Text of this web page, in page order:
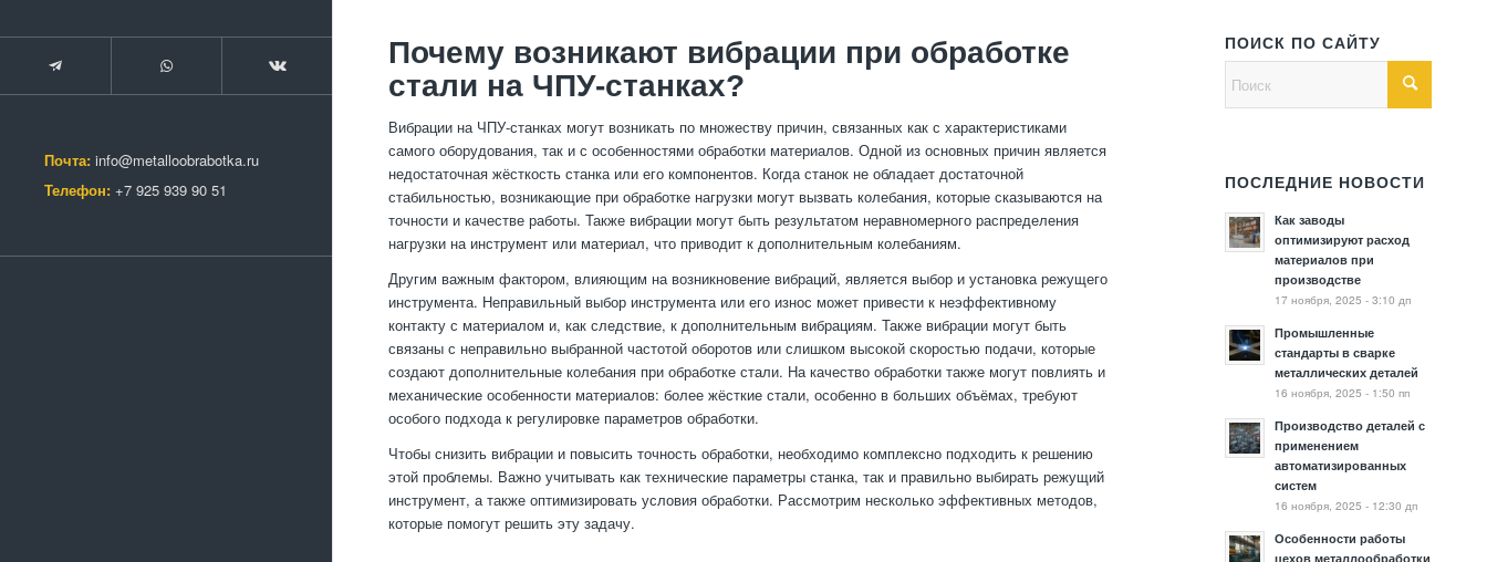
Почта: info@metalloobrabotka.ru
Телефон: +7 925 939 90 51
Почему возникают вибрации при обработке
стали на ЧПУ-станках?
Вибрации на ЧПУ-станках могут возникать по множеству причин, связанных как с характеристиками
самого оборудования, так и с особенностями обработки материалов. Одной из основных причин является
недостаточная жёсткость станка или его компонентов. Когда станок не обладает достаточной
стабильностью, возникающие при обработке нагрузки могут вызвать колебания, которые сказываются на
точности и качестве работы. Также вибрации могут быть результатом неравномерного распределения
нагрузки на инструмент или материал, что приводит к дополнительным колебаниям.
Другим важным фактором, влияющим на возникновение вибраций, является выбор и установка режущего
инструмента. Неправильный выбор инструмента или его износ может привести к неэффективному
контакту с материалом и, как следствие, к дополнительным вибрациям. Также вибрации могут быть
связаны с неправильно выбранной частотой оборотов или слишком высокой скоростью подачи, которые
создают дополнительные колебания при обработке стали. На качество обработки также могут повлиять и
механические особенности материалов: более жёсткие стали, особенно в больших объёмах, требуют
особого подхода к регулировке параметров обработки.
Чтобы снизить вибрации и повысить точность обработки, необходимо комплексно подходить к решению
этой проблемы. Важно учитывать как технические параметры станка, так и правильно выбирать режущий
инструмент, а также оптимизировать условия обработки. Рассмотрим несколько эффективных методов,
которые помогут решить эту задачу.
ПОИСК ПО САЙТУ
ПОСЛЕДНИЕ НОВОСТИ
Как заводы
оптимизируют расход
материалов при
производстве
17 ноября, 2025 - 3:10 дп
Промышленные
стандарты в сварке
металлических деталей
16 ноября, 2025 - 1:50 пп
Производство деталей с
применением
автоматизированных
систем
16 ноября, 2025 - 12:30 дп
Особенности работы
цехов металлообработки